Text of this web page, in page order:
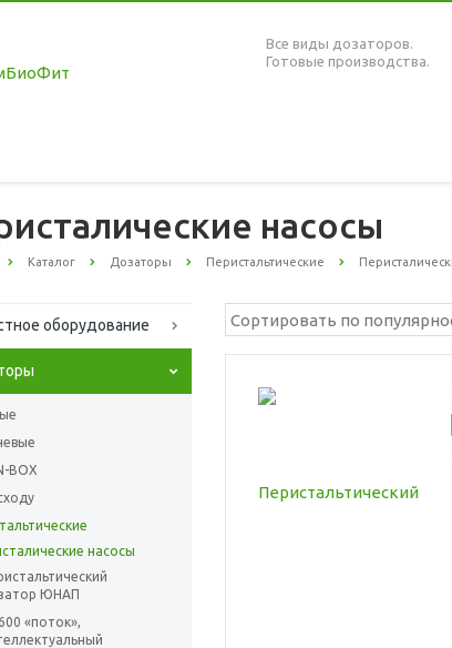
Все виды дозаторов.
Готовые производства.
насосы
Каталог Дозаторы Перистальтические
оборудование
BOX
насосы
ЮНАП
«поток»,